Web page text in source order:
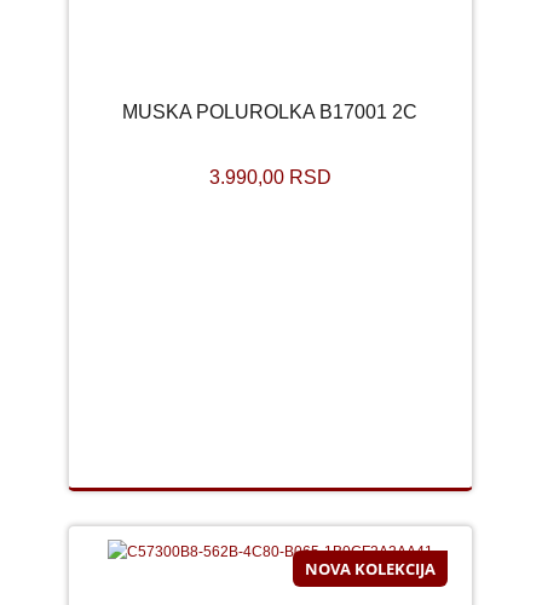
MUSKA POLUROLKA B17001 2C
3.990,00 RSD
NOVA KOLEKCIJA